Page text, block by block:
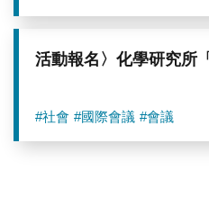
活動報名〉化學研究所
#社會 #國際會議 #會議